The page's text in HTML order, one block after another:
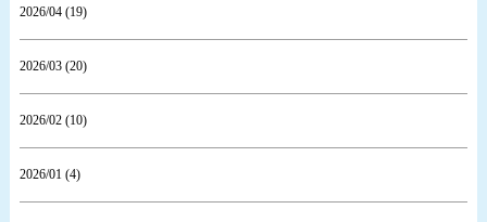
2026/04 (19)
2026/03 (20)
2026/02 (10)
2026/01 (4)